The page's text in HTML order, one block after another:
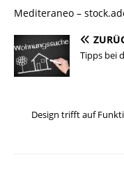
Mediteraneo –
Tipps bei
Design trifft auf